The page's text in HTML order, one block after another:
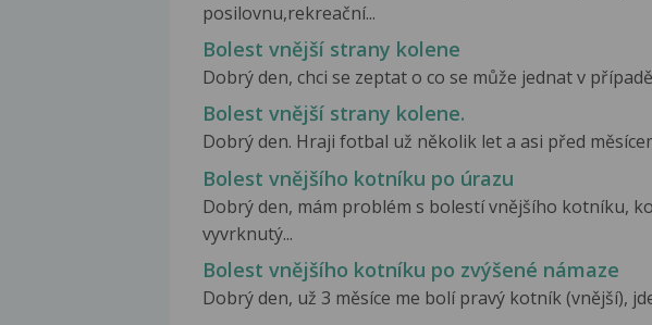
posilovnu,rekreační...
Bolest vnější strany kolene
Dobrý den, chci se zeptat o co se může jednat v
Bolest vnější strany kolene.
Dobrý den. Hraji fotbal už několik let a asi před
Bolest vnějšího kotníku po úrazu
Dobrý den, mám problém s bolestí vnějšího kotníku,
vyvrknutý...
Bolest vnějšího kotníku po zvýšené námaze
Dobrý den, už 3 měsíce me bolí pravý kotník (vnější),